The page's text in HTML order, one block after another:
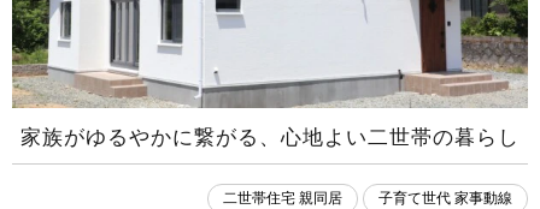
家族がゆるやかに繋がる、心地よい二世帯の暮らし
二世帯住宅 親同居 子育て世代 家事動線